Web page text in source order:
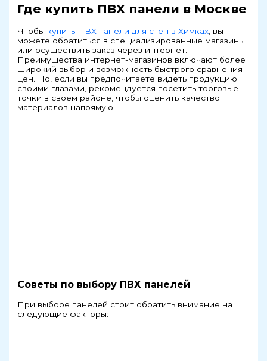
Где купить ПВХ панели в Москве
Чтобы купить ПВХ панели для стен в Химках , вы
можете обратиться в специализированные магазины
или осуществить заказ через интернет.
Преимущества интернет-магазинов включают более
широкий выбор и возможность быстрого сравнения
цен. Но, если вы предпочитаете видеть продукцию
своими глазами, рекомендуется посетить торговые
точки в своем районе, чтобы оценить качество
материалов напрямую.
Советы по выбору ПВХ панелей
При выборе панелей стоит обратить внимание на
следующие факторы: